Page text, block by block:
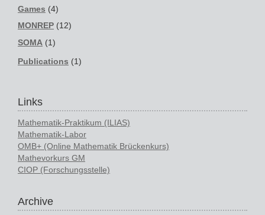
Games (4)
MONREP (12)
SOMA (1)
Publications (1)
Links
Mathematik-Praktikum (ILIAS)
Mathematik-Labor
OMB+ (Online Mathematik Brückenkurs)
Mathevorkurs GM
CIOP (Forschungsstelle)
Archive